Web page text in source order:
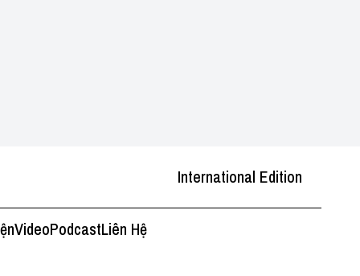
International Edition
VideoPodcastLiên Hệ